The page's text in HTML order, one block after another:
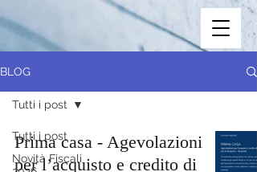
BLOG
Tutti i post
Novità Fiscali
Tutti i post
Prima casa - Agevolazioni
per l’acquisto e credito di